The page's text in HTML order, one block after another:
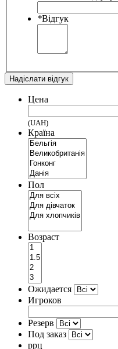
*Відгук
Надіслати відгук
Цена
(UAH)
Країна
Пол
Возраст
Ожидается
Игроков
Резерв
Под заказ
ррц